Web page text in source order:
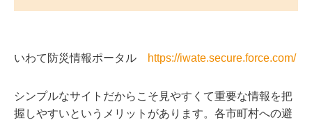
いわて防災情報ポータル https://iwate.secure.force.com/
シンプルなサイトだからこそ見やすくて重要な情報を把
握しやすいというメリットがあります。各市町村への避